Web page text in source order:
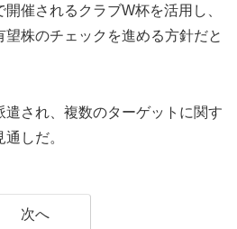
催されるクラブW杯を活用し、
株のチェックを進める方針だと
され、複数のターゲットに関す
しだ。
次へ